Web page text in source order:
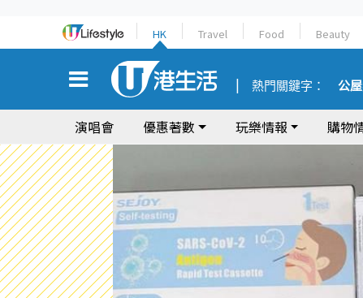
HK Travel Food Beauty
熱門關鍵字： 公
演唱會 優惠著數 玩樂情報 購物